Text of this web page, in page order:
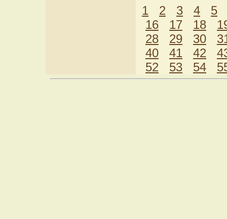
1 2 3 4
5
16
17 18
28
29 30
40
41 42
52
53 54